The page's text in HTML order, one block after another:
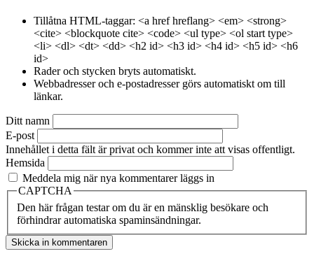
Tillåtna HTML-taggar: <a href hreflang> <em> <strong>
<cite> <blockquote cite> <code> <ul type> <ol start type>
<li> <dl> <dt> <dd> <h2 id> <h3 id> <h4 id> <h5 id> <h6
id>
Rader och stycken bryts automatiskt.
Webbadresser och e-postadresser görs automatiskt om till
länkar.
Ditt namn
E-post
Innehållet i detta fält är privat och kommer inte att visas offentligt.
Hemsida
Meddela mig när nya kommentarer läggs in
CAPTCHA
Den här frågan testar om du är en mänsklig besökare och
förhindrar automatiska spaminsändningar.